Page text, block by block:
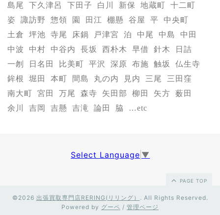
島尾
下久津呂 下田子 白川 新保 地蔵町
十二町
姿
諏訪野 惣領 園 田江 棚懸 谷屋 平
中央町
土倉
坪池 寺尾 床鍋 戸津宮 泊 中尾 中島
中田
中波
中村 中谷内 長坂 西朴木 早借 針木
日詰
一刎
日名田 比美町 平沢 深原 布施 触坂
仏生寺
鉾根
堀田 本町 間島 丸の内 見内 三尾
三田窪
南大町
宮田 万尾 森寺 矢田部 柳田 矢方
薮田
余川
吉岡 吉懸 吉滝 論田 脇 …etc
Select Language ▼
PAGE TOP
©2026 出張買取専門店RERING(リリング） . All Rights Reserved.
Powered by グーペ / 管理ページ